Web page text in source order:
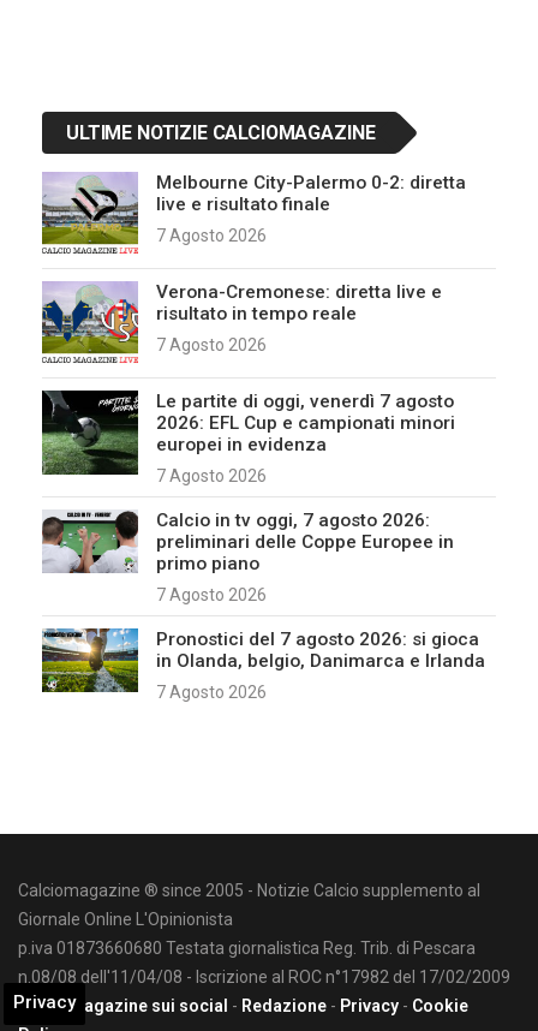
ULTIME NOTIZIE CALCIOMAGAZINE
Melbourne City-Palermo 0-2: diretta
live e risultato finale
7 Agosto 2026
Verona-Cremonese: diretta live e
risultato in tempo reale
7 Agosto 2026
Le partite di oggi, venerdì 7 agosto
2026: EFL Cup e campionati minori
europei in evidenza
7 Agosto 2026
Calcio in tv oggi, 7 agosto 2026:
preliminari delle Coppe Europee in
primo piano
7 Agosto 2026
Pronostici del 7 agosto 2026: si gioca
in Olanda, belgio, Danimarca e Irlanda
7 Agosto 2026
Calciomagazine ® since 2005 - Notizie Calcio supplemento al
Giornale Online L'Opinionista
p.iva 01873660680 Testata giornalistica Reg. Trib. di Pescara
n.08/08 dell'11/04/08 - Iscrizione al ROC n°17982 del 17/02/2009
Calciomagazine sui social - Redazione - Privacy - Cookie
Privacy